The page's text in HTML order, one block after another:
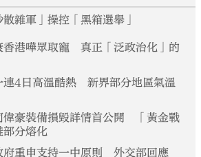
雜軍」操控「黑箱選舉」
香港嘩眾取寵 真正「泛政治化」的
連4日高溫酷熱 新界部分地區氣溫
偉豪裝備損毀詳情首公開 「黃金戰
部分熔化
府重申支持一中原則 外交部回應